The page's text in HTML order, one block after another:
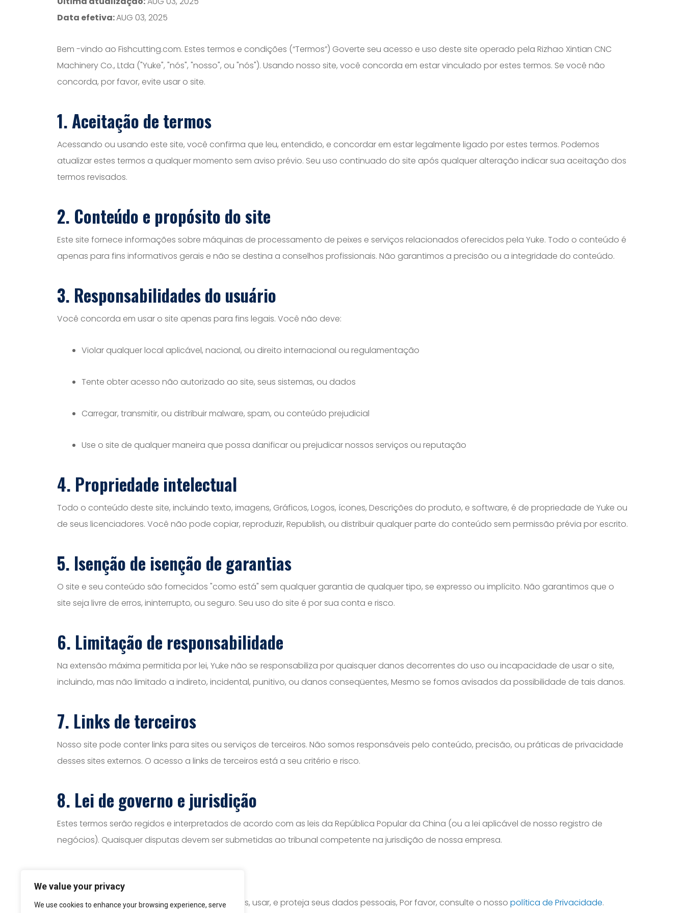
We value your privacy
We use cookies to enhance your browsing experience, serve
Data efetiva:AUG 03, 2025
Bem -vindo ao Fishcutting.com. Estes termos e condições (“Termos”) Goverte seu acesso e uso deste site operado pela Rizhao Xintian CNC
Machinery Co., Ltda ("Yuke", "nós", "nosso", ou "nós"). Usando nosso site, você concorda em estar vinculado por estes termos. Se você não
concorda, por favor, evite usar o site.
1. Aceitação de termos
Acessando ou usando este site, você confirma que leu, entendido, e concordar em estar legalmente ligado por estes termos. Podemos
atualizar estes termos a qualquer momento sem aviso prévio. Seu uso continuado do site após qualquer alteração indicar sua aceitação dos
termos revisados.
2. Conteúdo e propósito do site
Este site fornece informações sobre máquinas de processamento de peixes e serviços relacionados oferecidos pela Yuke. Todo o conteúdo é
apenas para fins informativos gerais e não se destina a conselhos profissionais. Não garantimos a precisão ou a integridade do conteúdo.
3. Responsabilidades do usuário
Você concorda em usar o site apenas para fins legais. Você não deve:
Violar qualquer local aplicável, nacional, ou direito internacional ou regulamentação
Tente obter acesso não autorizado ao site, seus sistemas, ou dados
Carregar, transmitir, ou distribuir malware, spam, ou conteúdo prejudicial
Use o site de qualquer maneira que possa danificar ou prejudicar nossos serviços ou reputação
4. Propriedade intelectual
Todo o conteúdo deste site, incluindo texto, imagens, Gráficos, Logos, ícones, Descrições do produto, e software, é de propriedade de Yuke ou
de seus licenciadores. Você não pode copiar, reproduzir, Republish, ou distribuir qualquer parte do conteúdo sem permissão prévia por escrito.
5. Isenção de isenção de garantias
O site e seu conteúdo são fornecidos "como está" sem qualquer garantia de qualquer tipo, se expresso ou implícito. Não garantimos que o
site seja livre de erros, ininterrupto, ou seguro. Seu uso do site é por sua conta e risco.
6. Limitação de responsabilidade
Na extensão máxima permitida por lei, Yuke não se responsabiliza por quaisquer danos decorrentes do uso ou incapacidade de usar o site,
incluindo, mas não limitado a indireto, incidental, punitivo, ou danos conseqüentes, Mesmo se fomos avisados da possibilidade de tais danos.
7. Links de terceiros
Nosso site pode conter links para sites ou serviços de terceiros. Não somos responsáveis pelo conteúdo, precisão, ou práticas de privacidade
desses sites externos. O acesso a links de terceiros está a seu critério e risco.
8. Lei de governo e jurisdição
Estes termos serão regidos e interpretados de acordo com as leis da República Popular da China (ou a lei aplicável de nosso registro de
negócios). Quaisquer disputas devem ser submetidas ao tribunal competente na jurisdição de nossa empresa.
9. Privacidade
Para obter informações sobre como coletamos, usar, e proteja seus dados pessoais, Por favor, consulte o nosso política de Privacidade.